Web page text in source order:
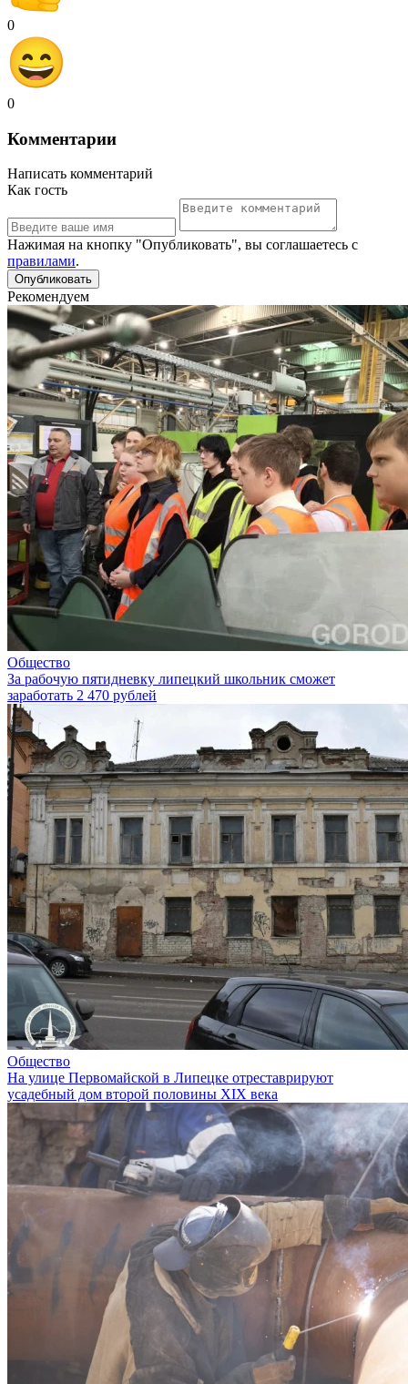
0
0
Комментарии
Написать комментарий
Как гость
Нажимая на кнопку "Опубликовать", вы соглашаетесь с
правилами.
Рекомендуем
Общество
За рабочую пятидневку липецкий школьник сможет
заработать 2 470 рублей
Общество
На улице Первомайской в Липецке отреставрируют
усадебный дом второй половины XIX века